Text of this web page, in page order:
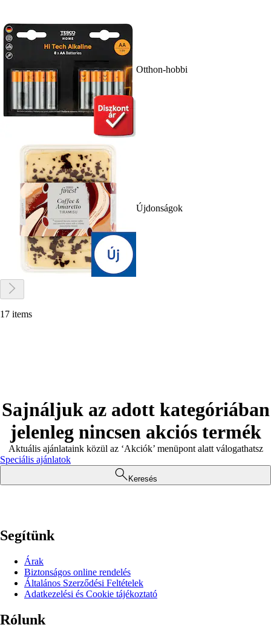
Otthon-hobbi
Újdonságok
17 items
Sajnáljuk az adott kategóriában
jelenleg nincsen akciós termék
Aktuális ajánlataink közül az ‘Akciók’ menüpont alatt válogathatsz
Speciális ajánlatok
Keresés
Segítünk
Árak
Biztonságos online rendelés
Általános Szerződési Feltételek
Adatkezelési és Cookie tájékoztató
Rólunk